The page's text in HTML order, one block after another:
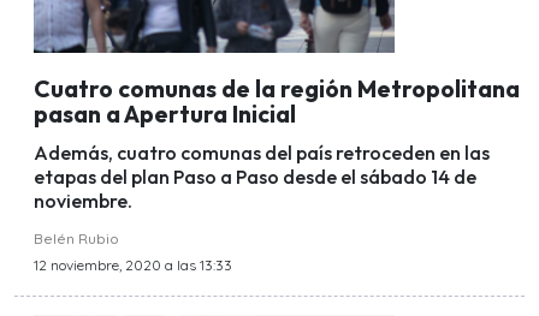
Cuatro comunas de la región Metropolitana
pasan a Apertura Inicial
Además, cuatro comunas del país retroceden en las
etapas del plan Paso a Paso desde el sábado 14 de
noviembre.
Belén Rubio
12 noviembre, 2020 a las 13:33